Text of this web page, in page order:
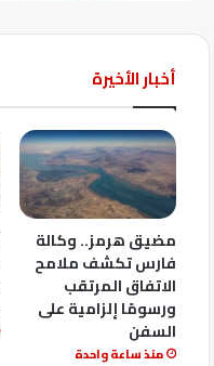
أخبار الأخيرة
مضيق هرمز.. وكالة
فارس تكشف ملامح
الاتفاق المرتقب
ورسومًا إلزامية على
السفن
منذ ساعة واحدة